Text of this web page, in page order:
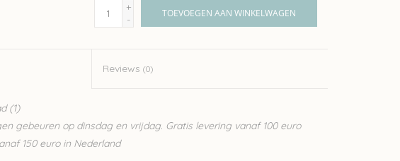
+
-
TOEVOEGEN AAN WINKELWAGEN
Reviews(0)
(1)
gebeuren op dinsdag en vrijdag. Gratis levering vanaf 100 euro
150 euro in Nederland